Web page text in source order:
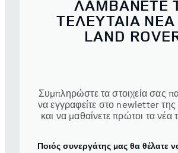
ΛΑΜΒΑΝΕΤΕ
ΤΕΛΕΥΤΑΙΑ
LAND
Συμπληρώστε τα στοιχεία σας
να εγγραφείτε στο newletter
και να μαθαίνετε πρώτοι τα νέα
Ποιός συνεργάτης μας θα θέλατε